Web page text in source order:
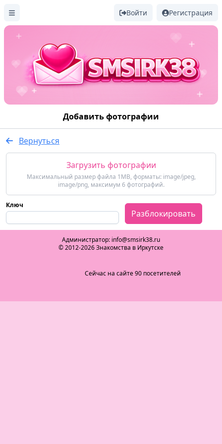
Войти Регистрация
Добавить фотографии
Вернуться
Загрузить фотографии
Максимальный размер файла 1MB, форматы: image/jpeg,
image/png, максимум 6 фотографий.
Ключ
Разблокировать
Администратор: info@smsirk38.ru
© 2012-2026 Знакомства в Иркутске
Сейчас на сайте 90 посетителей